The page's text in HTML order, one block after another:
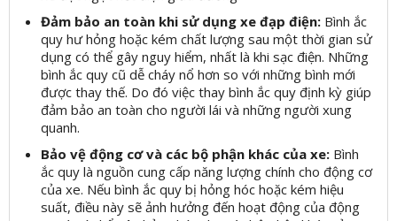
Đảm bảo an toàn khi sử dụng xe đạp điện: Bình ắc
quy hư hỏng hoặc kém chất lượng sau một thời gian sử
dụng có thể gây nguy hiểm, nhất là khi sạc điện. Những
bình ắc quy cũ dễ cháy nổ hơn so với những bình mới
được thay thế. Do đó việc thay bình ắc quy định kỳ giúp
đảm bảo an toàn cho người lái và những người xung
quanh.
Bảo vệ động cơ và các bộ phận khác của xe: Bình
ắc quy là nguồn cung cấp năng lượng chính cho động cơ
của xe. Nếu bình ắc quy bị hỏng hóc hoặc kém hiệu
suất, điều này sẽ ảnh hưởng đến hoạt động của động